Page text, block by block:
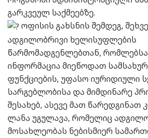
გარკვეულ საქმეებზე.
ოფისის გახსნის შემდეგ,
ადგილობრივი ხელისუფლების
წარმომადგენლებთან,
ინფორმაცია მიეწოდათ
ფუნქციების, უფასო იურიდიული
სარგებლობისა და მიმდინარე
შესახებ, ასევე მათ
ლანა უგულავა, რომელიც
მოსახლეობას ნებისმიერ